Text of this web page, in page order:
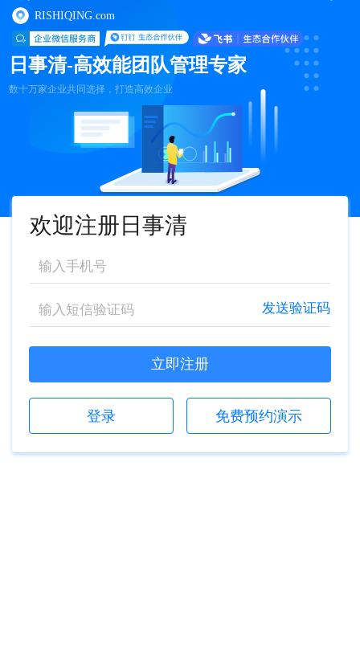
RISHIQING.com
日事清-高效能团队管理专家
数十万家企业共同选择，打造高效企业
欢迎注册日事清
发送验证码
立即注册
登录 免费预约演示